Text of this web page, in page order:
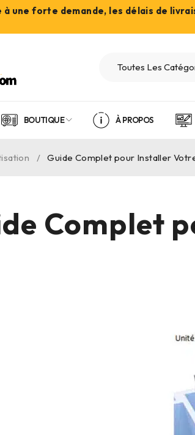
à une forte demande, les délais de
BOUTIQUE À PROPOS
/ Guide Complet pour Installer
Complet